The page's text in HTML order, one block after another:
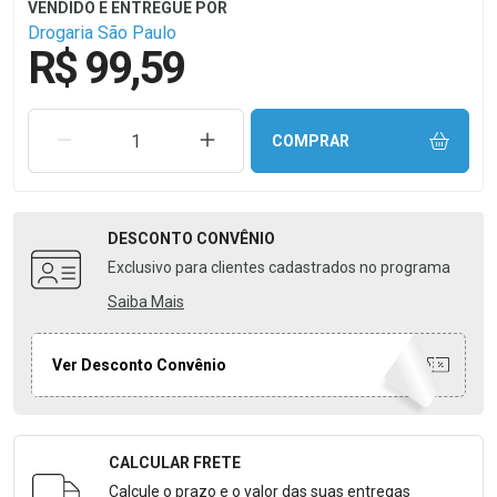
Drogaria São Paulo
R$ 99,59
REMOVER UMA UNIDADEAUMENTAR UMA UNIDADE
COMPRAR
DESCONTO CONVÊNIO
Exclusivo para clientes cadastrados no programa
Saiba Mais
Ver Desconto Convênio
Formulário para Calcular o Frete
CALCULAR FRETE
Calcule o prazo e o valor das suas entregas